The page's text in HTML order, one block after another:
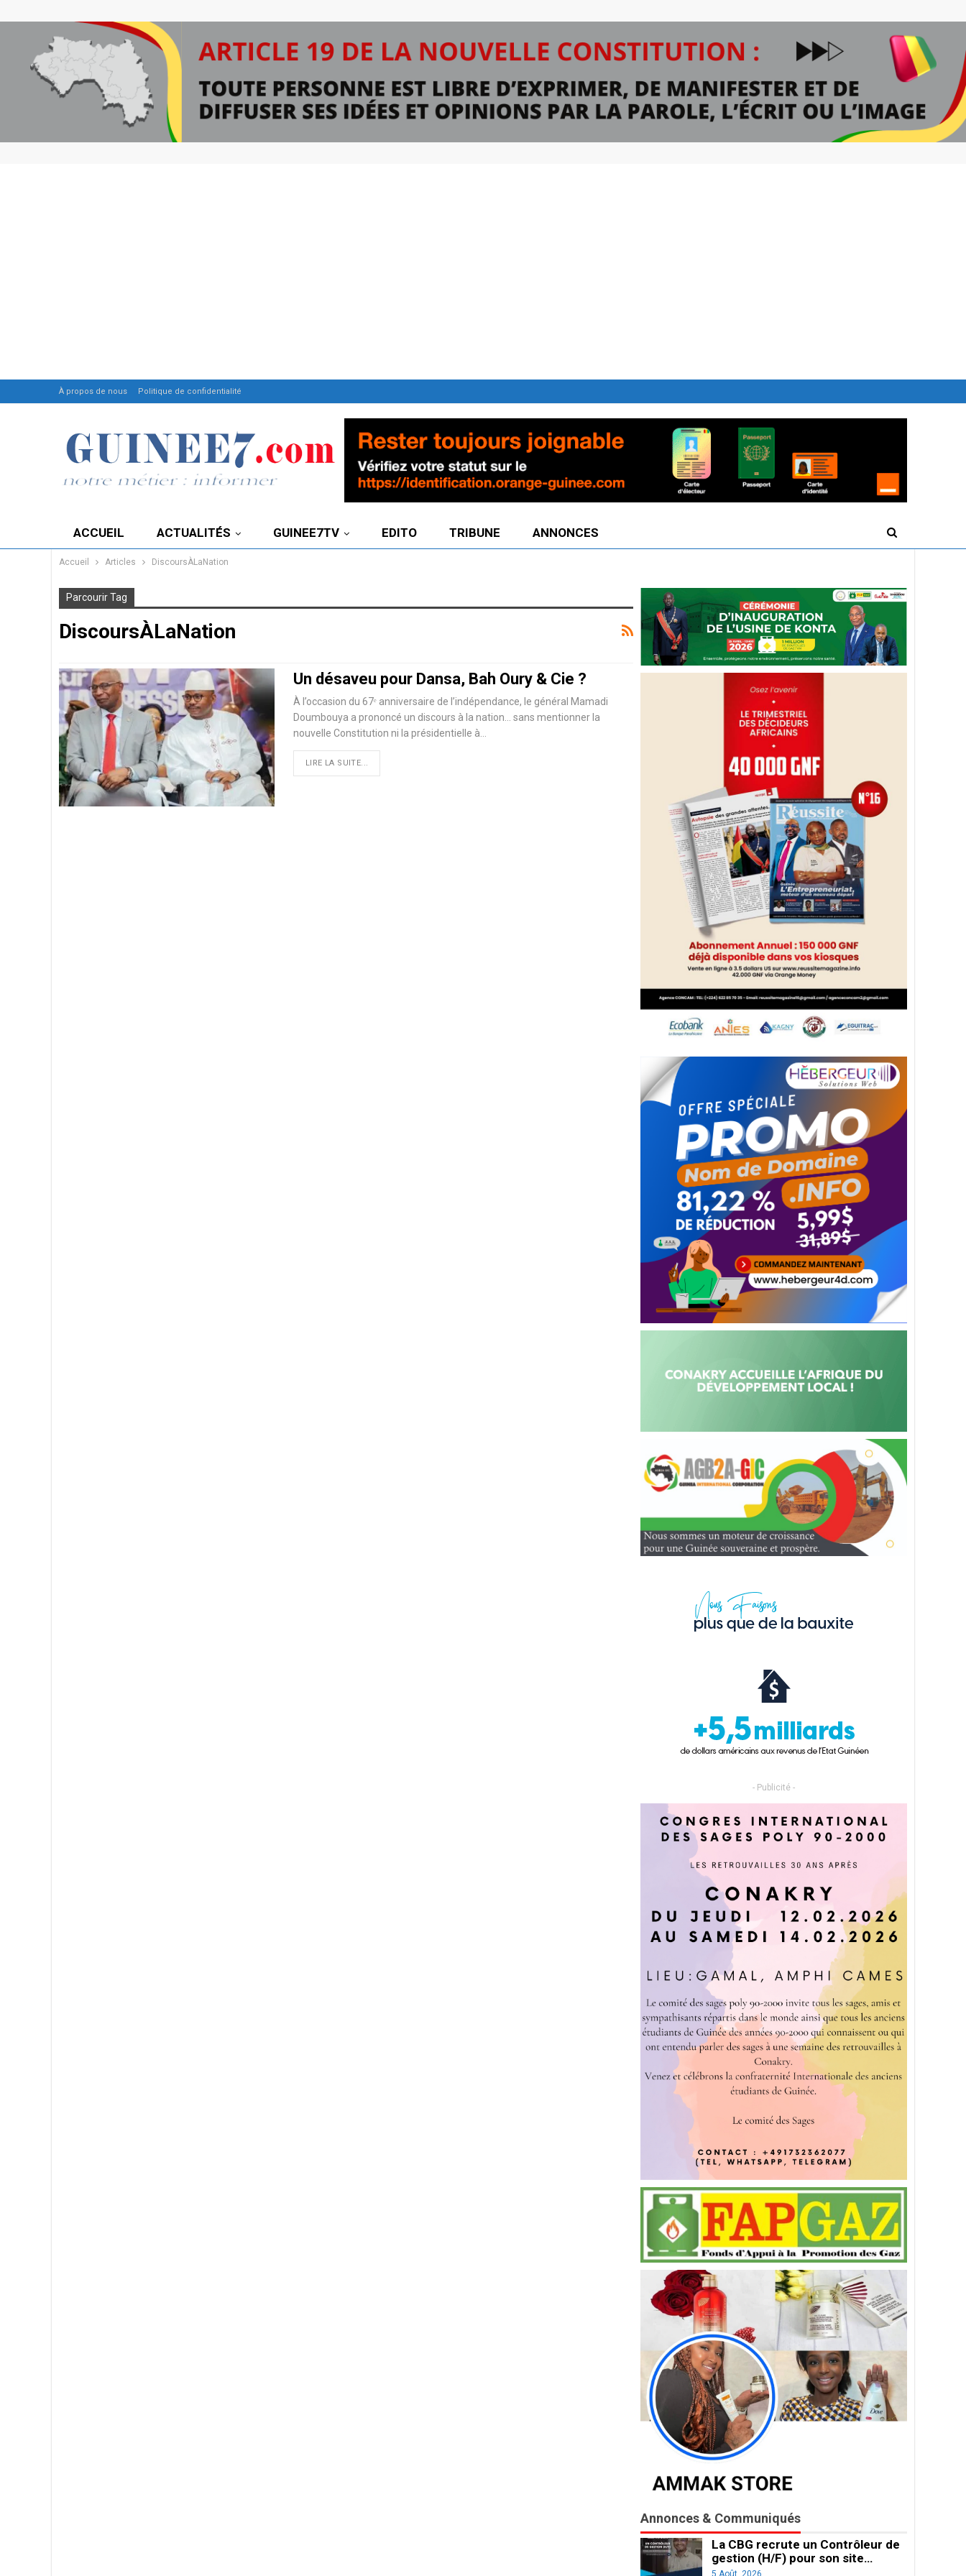
À propos de nous Politique de confidentialité
ACCUEIL ACTUALITÉS GUINEE7TV EDITO TRIBUNE ANNONCES
Accueil Articles DiscoursÀLaNation
Parcourir Tag
DiscoursÀLaNation
Un désaveu pour Dansa, Bah Oury & Cie ?
À l’occasion du 67ᵉ anniversaire de l’indépendance, le général Mamadi
Doumbouya a prononcé un discours à la nation… sans mentionner la
nouvelle Constitution ni la présidentielle à…
LIRE LA SUITE...
- Publicité -
Annonces & Communiqués
La CBG recrute un Contrôleur de
gestion (H/F) pour son site…